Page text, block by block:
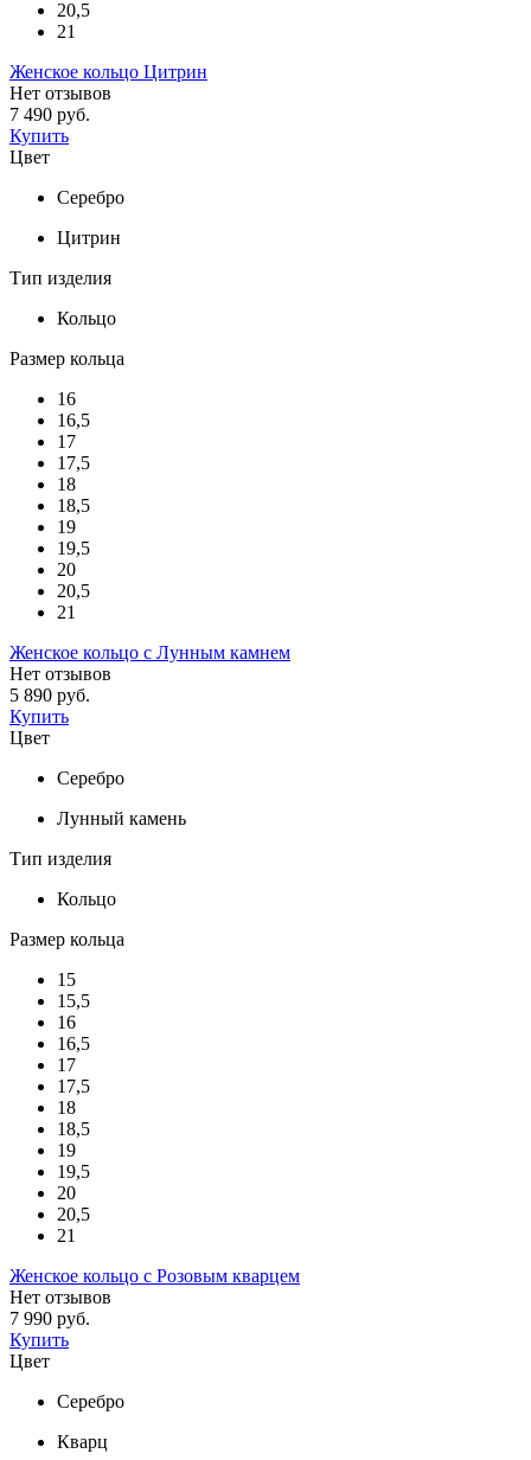
20,5
21
Женское кольцо Цитрин
Нет отзывов
7 490 руб.
Купить
Цвет
Серебро
Цитрин
Тип изделия
Кольцо
Размер кольца
16
16,5
17
17,5
18
18,5
19
19,5
20
20,5
21
Женское кольцо с Лунным камнем
Нет отзывов
5 890 руб.
Купить
Цвет
Серебро
Лунный камень
Тип изделия
Кольцо
Размер кольца
15
15,5
16
16,5
17
17,5
18
18,5
19
19,5
20
20,5
21
Женское кольцо с Розовым кварцем
Нет отзывов
7 990 руб.
Купить
Цвет
Серебро
Кварц